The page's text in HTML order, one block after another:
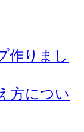
作りまし
方につい